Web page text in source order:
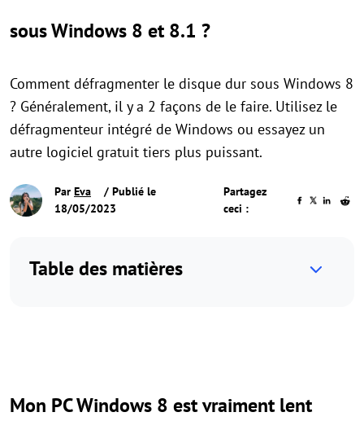
sous Windows 8 et 8.1 ?
Comment défragmenter le disque dur sous Windows 8
? Généralement, il y a 2 façons de le faire. Utilisez le
défragmenteur intégré de Windows ou essayez un
autre logiciel gratuit tiers plus puissant.
Par Eva
/ Publié le
18/05/2023
Partagez
ceci :
Table des matières
Mon PC Windows 8 est vraiment lent